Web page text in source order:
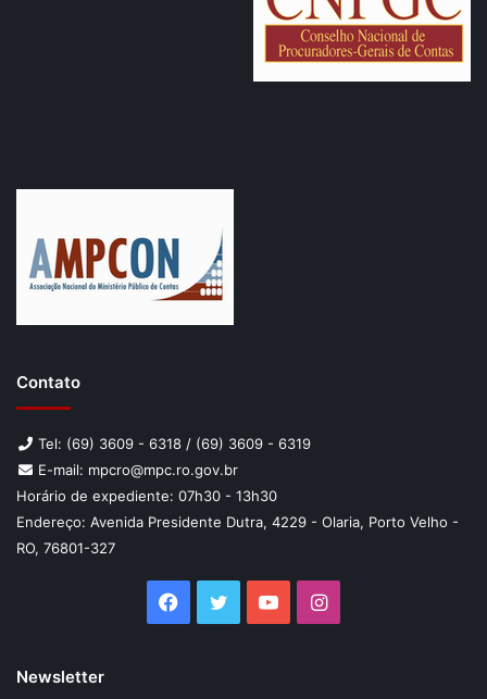
Contato
Tel: (69) 3609 - 6318 / (69) 3609 - 6319
E-mail: mpcro@mpc.ro.gov.br
Horário de expediente: 07h30 - 13h30
Endereço: Avenida Presidente Dutra, 4229 - Olaria, Porto Velho -
RO, 76801-327
Facebook
TwitterYouTubeInstagram
Newsletter